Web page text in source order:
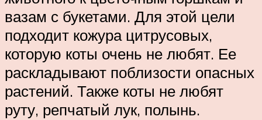
вазам с букетами. Для этой цели
подходит кожура цитрусовых,
которую коты очень не любят. Ее
раскладывают поблизости опасных
растений. Также коты не любят
руту, репчатый лук, полынь.